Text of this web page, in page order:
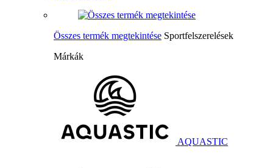
Összes termék megtekintése Sportfelszerelések
Márkák
AQUASTIC